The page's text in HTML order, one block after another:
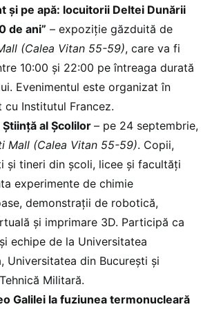
și pe apă: locuitorii Deltei Dunării
de ani” – expoziție găzduită de
(Calea Vitan 55-59), care va fi
10:00 și 22:00 pe întreaga durată
Evenimentul este organizat în
cu Institutul Francez.
al Școlilor – pe 24 septembrie,
Mall (Calea Vitan 55-59). Copii,
și tineri din școli, licee și facultăți
experimente de chimie
demonstrații de robotică,
și imprimare 3D. Participă ca
echipe de la Universitatea
Universitatea din București și
Militară.
Galilei la fuziunea termonucleară